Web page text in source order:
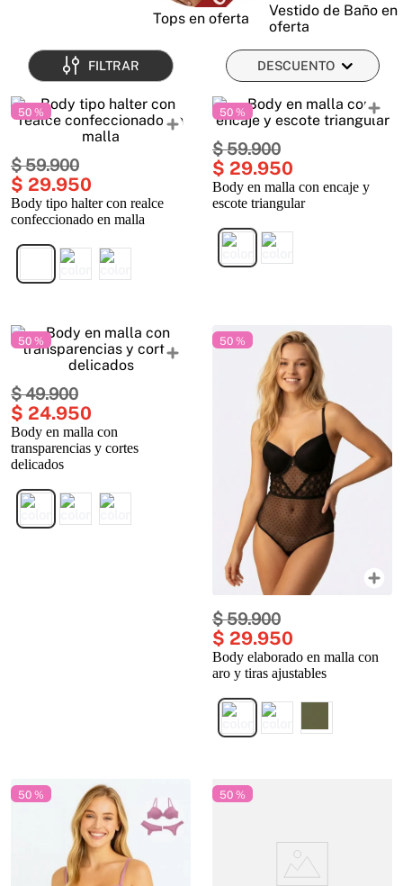
Tops en oferta
Vestido de Baño en
oferta
FILTRAR DESCUENTO
50 %
$59.900
$ 29.950
Body tipo halter con realce
confeccionado en malla
50 %
$59.900
$ 29.950
Body en malla con encaje y
escote triangular
50 %
$49.900
$ 24.950
Body en malla con
transparencias y cortes
delicados
50 %
$59.900
$ 29.950
Body elaborado en malla con
aro y tiras ajustables
50 % 50 %